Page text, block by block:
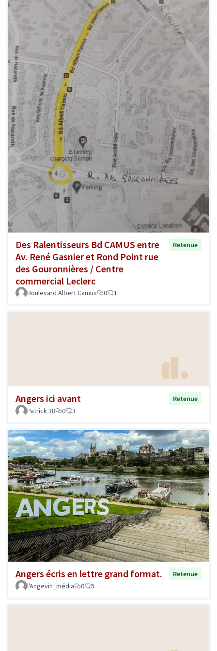
Des Ralentisseurs Bd CAMUS entre
Av. René Gasnier et Rond Point rue
des Gouronnières / Centre
commercial Leclerc
Retenue
Boulevard Albert Camus 0 1
Angers ici avant
Retenue
Patrick 38
0 3
Angers écris en lettre grand format.
Retenue
l'Angevin_média
0 5